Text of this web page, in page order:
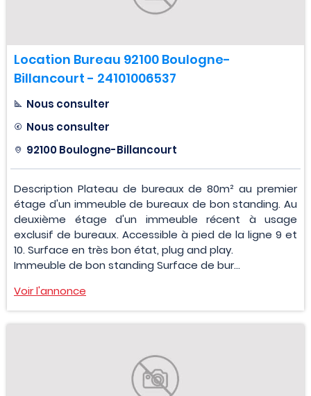
Location Bureau 92100 Boulogne-
Billancourt - 24101006537
Nous consulter
Nous consulter
92100 Boulogne-Billancourt
Description Plateau de bureaux de 80m² au premier
étage d'un immeuble de bureaux de bon standing. Au
deuxième étage d'un immeuble récent à usage
exclusif de bureaux. Accessible à pied de la ligne 9 et
10. Surface en très bon état, plug and play.
Immeuble de bon standing Surface de bur...
Voir l'annonce